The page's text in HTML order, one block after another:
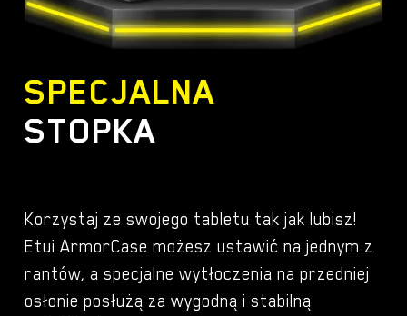
SPECJALNA
STOPKA
Korzystaj ze swojego tabletu tak jak lubisz!
Etui ArmorCase możesz ustawić na jednym z
rantów, a specjalne wytłoczenia na przedniej
osłonie posłużą za wygodną i stabilną